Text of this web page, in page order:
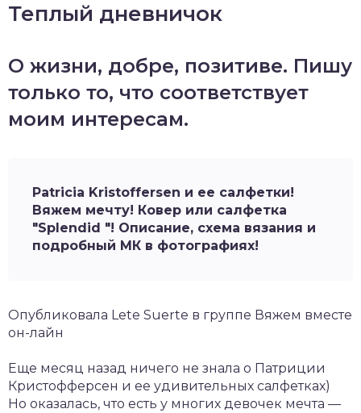
Теплый дневничок
О жизни, добре, позитиве. Пишу
только то, что соответствует
моим интересам.
Patricia Kristoffersen и ее салфетки!
Вяжем мечту! Ковер или салфетка
"Splendid "! Описание, схема вязания и
подробный МК в фотографиях!
Опубликовала Lete Suerte в группе Вяжем вместе
он-лайн
Еще месяц назад ничего не знала о Патриции
Кристофферсен и ее удивительных салфетках)
Но оказалась, что есть у многих девочек мечта —